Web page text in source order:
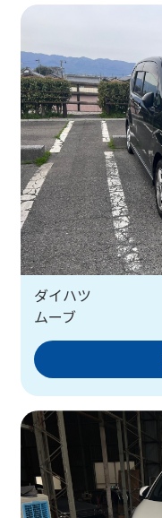
ダイハツ
ムーブ